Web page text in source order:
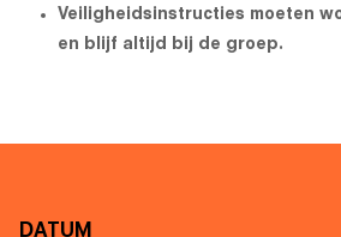
Veiligheidsinstructies moeten
en blijf altijd bij de groep.
DATUM